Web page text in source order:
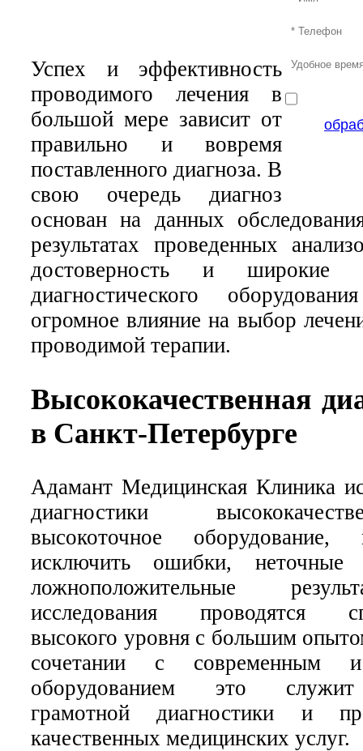
Успех и эффективность
проводимого лечения в
большой мере зависит от
правильно и вовремя
поставленного диагноза. В
свою очередь диагноз
основан на данных
результатах проведенных
достоверность и широкие
диагностического
огромное влияние на выбор
проводимой терапии.
Высококачественная
в Санкт-Петербурге
Адамант Медицинская Клиника
диагностики
высокоточное оборудование,
исключить ошибки, неточные
ложноположительные
исследования проводятся
высокого уровня с большим
сочетании с современным
оборудованием это служит
грамотной диагностики и
качественных медицинских услуг.